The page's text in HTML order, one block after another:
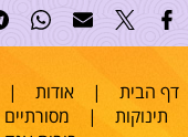
דף הבית |אודות |
תינוקות | מסורתיים